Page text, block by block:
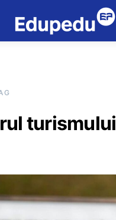
turismului